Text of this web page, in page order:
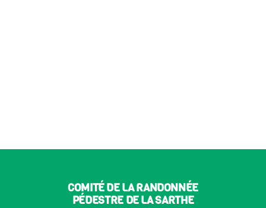
COMITÉ DE LA RANDONNÉE
PÉDESTRE DE LA SARTHE